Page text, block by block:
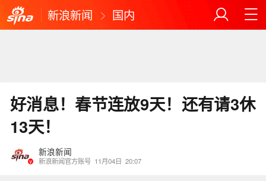
新浪新闻 国内
好消息！春节连放9天！还有请3休
13天！
新浪新闻
新浪新闻官方账号 11月04日 20:07